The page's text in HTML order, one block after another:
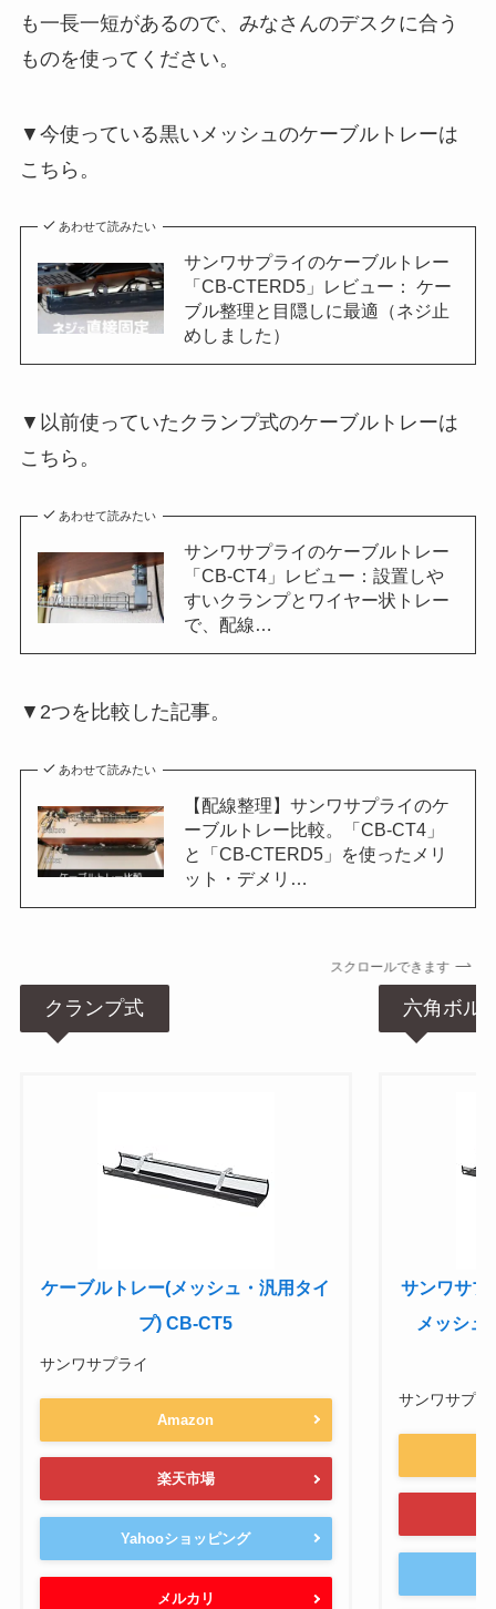
も一長一短があるので、みなさんのデスクに合う
ものを使ってください。
▼今使っている黒いメッシュのケーブルトレーは
こちら。
あわせて読みたい
サンワサプライのケーブルトレー
「CB-CTERD5」レビュー： ケー
ブル整理と目隠しに最適（ネジ止
めしました）
▼以前使っていたクランプ式のケーブルトレーは
こちら。
あわせて読みたい
サンワサプライのケーブルトレー
「CB-CT4」レビュー：設置しや
すいクランプとワイヤー状トレー
で、配線…
▼2つを比較した記事。
あわせて読みたい
【配線整理】サンワサプライのケ
ーブルトレー比較。「CB-CT4」
と「CB-CTERD5」を使ったメリ
ット・デメリ…
スクロールできます
クランプ式
ケーブルトレー(メッシュ・汎用タイ
プ) CB-CT5
サンワサプライ
Amazon
楽天市場
Yahooショッピング
メルカリ
六角ボル
サンワサプ
メッシュ
サンワサプ